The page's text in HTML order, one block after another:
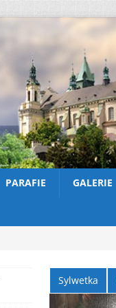
PARAFIE GALERIE
Sylwetka